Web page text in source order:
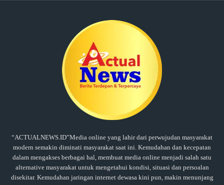
“ACTUALNEWS.ID”Media online yang lahir dari perwujudan masyarakat
modern semakin diminati masyarakat saat ini. Kemudahan dan kecepatan
dalam mengakses berbagai hal, membuat media online menjadi salah satu
alternative masyarakat untuk mengetahui kondisi, situasi dan persoalan
disekitar. Kemudahan jaringan internet dewasa kini pun, makin menunjang